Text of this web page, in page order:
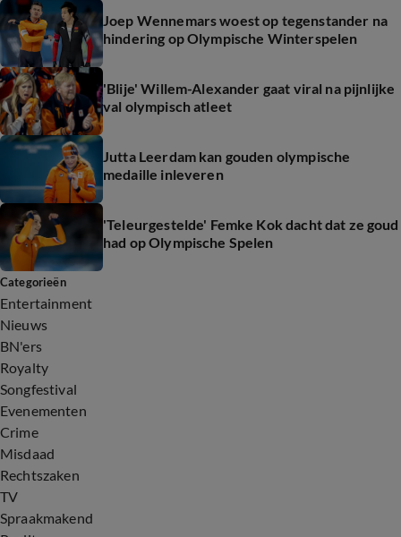
Joep Wennemars woest op tegenstander na
hindering op Olympische Winterspelen
'Blije' Willem-Alexander gaat viral na pijnlijke
val olympisch atleet
Jutta Leerdam kan gouden olympische
medaille inleveren
'Teleurgestelde' Femke Kok dacht dat ze goud
had op Olympische Spelen
Categorieën
Entertainment
Nieuws
BN'ers
Royalty
Songfestival
Evenementen
Crime
Misdaad
Rechtszaken
TV
Spraakmakend